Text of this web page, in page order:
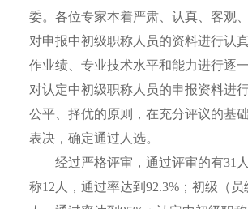
委。各位专家本着严肃、认真、客观
对申报中初级职称人员的资料进行认
作业绩、专业技术水平和能力进行逐
对认定中初级职称人员的申报资料进
公平、择优的原则，在充分评议的基
表决，确定通过人选。
经过严格评审，通过评审的有31
称12人，通过率达到92.3%；初级（员